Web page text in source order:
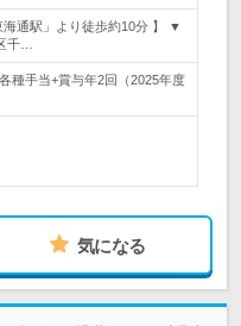
海通駅」より徒歩約10分 】 ▼
千…
種手当+賞与年2回（2025年度
気になる